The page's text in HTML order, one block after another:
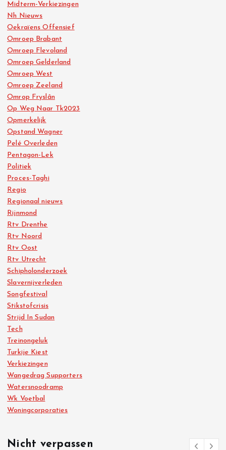
Midterm-Verkiezingen
Nh Nieuws
Oekraïens Offensief
Omroep Brabant
Omroep Flevoland
Omroep Gelderland
Omroep West
Omroep Zeeland
Omrop Fryslân
Op Weg Naar Tk2023
Opmerkelijk
Opstand Wagner
Pelé Overleden
Pentagon-Lek
Politiek
Proces-Taghi
Regio
Regionaal nieuws
Rijnmond
Rtv Drenthe
Rtv Noord
Rtv Oost
Rtv Utrecht
Schipholonderzoek
Slavernijverleden
Songfestival
Stikstofcrisis
Strijd In Sudan
Tech
Treinongeluk
Turkije Kiest
Verkiezingen
Wangedrag Supporters
Watersnoodramp
Wk Voetbal
Woningcorporaties
Nicht verpassen